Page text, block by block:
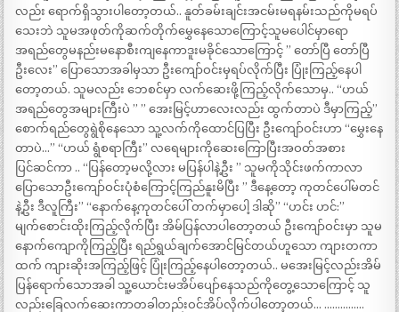
လည်း ရောက်ရှိသွားပါတော့တယ်.. နူတ်ခမ်းချင်းအငမ်းမရနမ်းသည်ကိုမရပ်
သေးဘဲ သူမအဖုတ်ကိုဆက်တိုက်မွှေနေသောကြောင့်သူမပေါင်မှာရော
အရည်တွေမနည်းမနောစီးကျနေကာဒူးမခိုင်သောကြောင့် ” တော်ပြီ တော်ပြီ
ဦးလေး” ပြောသောအခါမှသာ ဦးကျော်ဝင်းမှရပ်လိုက်ပြီး ပြုံးကြည့်နေပါ
တော့တယ်. သူမလည်း ဘေစင်မှာ လက်ဆေးဖို့ကြည့်လိုက်သောမှ.. “ဟယ်
အရည်တွေအများကြီးပဲ ” ” အေးမြင့်ဟာလေးလည်း ထွက်တာပဲ ဒီမှာကြည့်”
စောက်ရည်တွေရွဲစိုနေသော သူ့လက်ကိုထောင်ပြပြီး ဦးကျော်ဝင်းဟာ “မွှေးနေ
တာပဲ…” “ဟယ် ရွံစရာကြီး” လရေများကိုဆေးကြောပြီးအဝတ်အစား
ပြင်ဆင်ကာ .. “ပြန်တော့မလို့လား မပြန်ပါနဲ့ဦး ” သူမကိုသိုင်းဖက်ကာလာ
ပြောသောဦးကျော်ဝင်းပုံစံကြောင့်ကြည်နူးမိပြီး ” ဒီနေ့တော့ ကုတင်ပေါ်မတင်
နဲ့ဦး ဒီလူကြီး” “နောက်နေ့ကုတင်ပေါ် တက်မှာပေါ့ ဒါဆို” “ဟင်း ဟင်:”
မျက်စောင်းထိုးကြည့်လိုက်ပြီး အိမ်ပြန်လာပါတော့တယ် ဦးကျော်ဝင်းမှာ သူမ
နောက်ကျောကိုကြည့်ပြီး ရည်ရွယ်ချက်အောင်မြင်တယ်ဟူသော ကျားတကာ
ထက် ကျားဆိုးအကြည့်ဖြင့် ပြုံးကြည့်နေပါတော့တယ်.. မအေးမြင့်လည်းအိမ်
ပြန်ရောက်သောအခါ သူ့ယောင်းမအိပ်ပျော်နေသည်ကိုတွေ့သောကြောင့် သူ
လည်းခြေလက်ဆေးကာတခါတည်းဝင်အိပ်လိုက်ပါတော့တယ်… ……………